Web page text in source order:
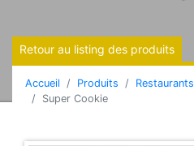
Retour au listing des produits
Accueil Produits Restaurants
Super Cookie